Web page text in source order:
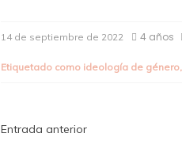
14 de septiembre de 2022 4 años
Etiquetado como ideología de género,
Navegación
Entrada anterior